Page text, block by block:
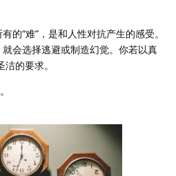
“难”，是和人性对抗产生的感受。
会选择逃避或制造幻觉。你若以真
的要求。